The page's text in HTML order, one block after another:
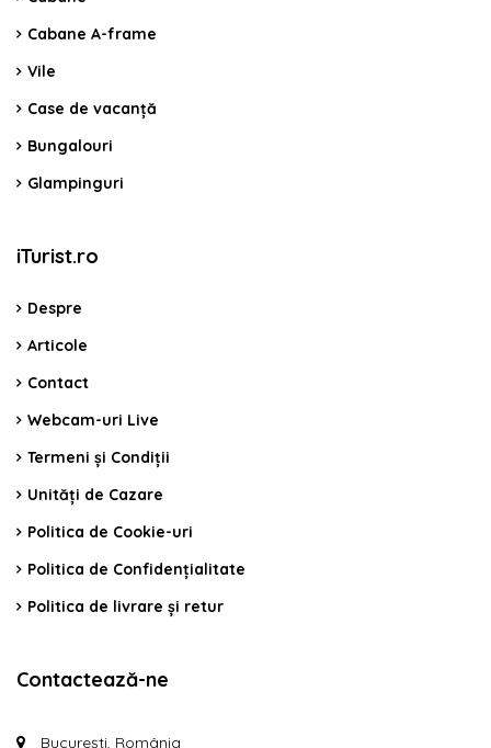
Cabane A-frame
Vile
Case de vacanță
Bungalouri
Glampinguri
iTurist.ro
Despre
Articole
Contact
Webcam-uri Live
Termeni și Condiții
Unități de Cazare
Politica de Cookie-uri
Politica de Confidențialitate
Politica de livrare și retur
Contactează-ne
București, România